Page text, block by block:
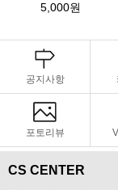
5,000원
공지사항
포토리뷰
CS CENTER